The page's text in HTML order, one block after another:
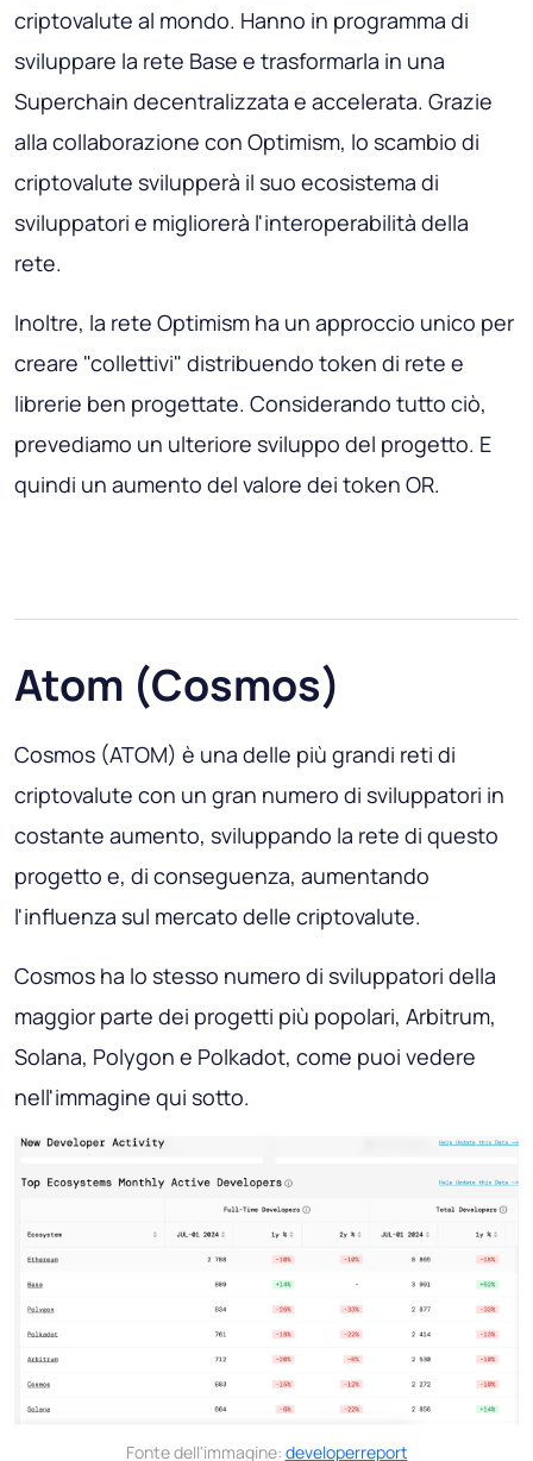
criptovalute al mondo. Hanno in programma di
sviluppare la rete Base e trasformarla in una
Superchain decentralizzata e accelerata. Grazie
alla collaborazione con Optimism, lo scambio di
criptovalute svilupperà il suo ecosistema di
sviluppatori e migliorerà l'interoperabilità della
rete.
Inoltre, la rete Optimism ha un approccio unico per
creare "collettivi" distribuendo token di rete e
librerie ben progettate. Considerando tutto ciò,
prevediamo un ulteriore sviluppo del progetto. E
quindi un aumento del valore dei token OR.
Atom (Cosmos)
Cosmos (ATOM) è una delle più grandi reti di
criptovalute con un gran numero di sviluppatori in
costante aumento, sviluppando la rete di questo
progetto e, di conseguenza, aumentando
l'influenza sul mercato delle criptovalute.
Cosmos ha lo stesso numero di sviluppatori della
maggior parte dei progetti più popolari, Arbitrum,
Solana, Polygon e Polkadot, come puoi vedere
nell'immagine qui sotto.
Fonte dell'immagine: developerreport